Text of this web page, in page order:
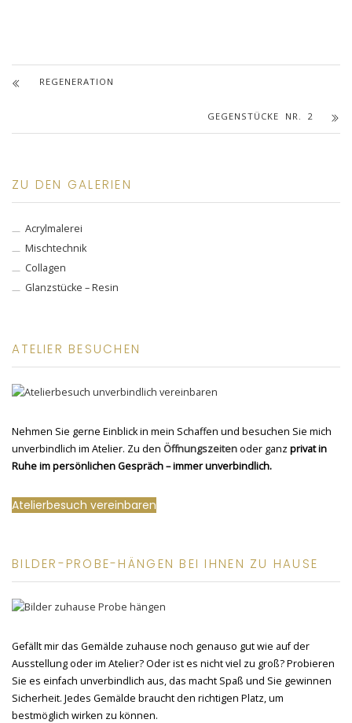
REGENERATION
GEGENSTÜCKE NR. 2
ZU DEN GALERIEN
Acrylmalerei
Mischtechnik
Collagen
Glanzstücke – Resin
ATELIER BESUCHEN
Nehmen Sie gerne Einblick in mein Schaffen und besuchen Sie mich
unverbindlich im Atelier. Zu den Öffnungszeitenoder ganz privat in
Ruhe im persönlichen Gespräch – immer unverbindlich.
Atelierbesuch vereinbaren
BILDER-PROBE-HÄNGEN BEI IHNEN ZU HAUSE
Gefällt mir das Gemälde zuhause noch genauso gut wie auf der
Ausstellung oder im Atelier? Oder ist es nicht viel zu groß? Probieren
Sie es einfach unverbindlich aus, das macht Spaß und Sie gewinnen
Sicherheit. Jedes Gemälde braucht den richtigen Platz, um
bestmöglich wirken zu können.